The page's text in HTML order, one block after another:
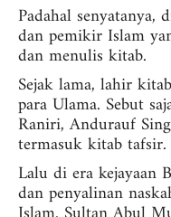
Padahal
dan pemikir Islam
dan menulis kitab.
Sejak lama, lahir
para Ulama. Sebut
Raniri, Andurauf
termasuk kitab tafsir.
Lalu di era kejayaan
dan penyalinan